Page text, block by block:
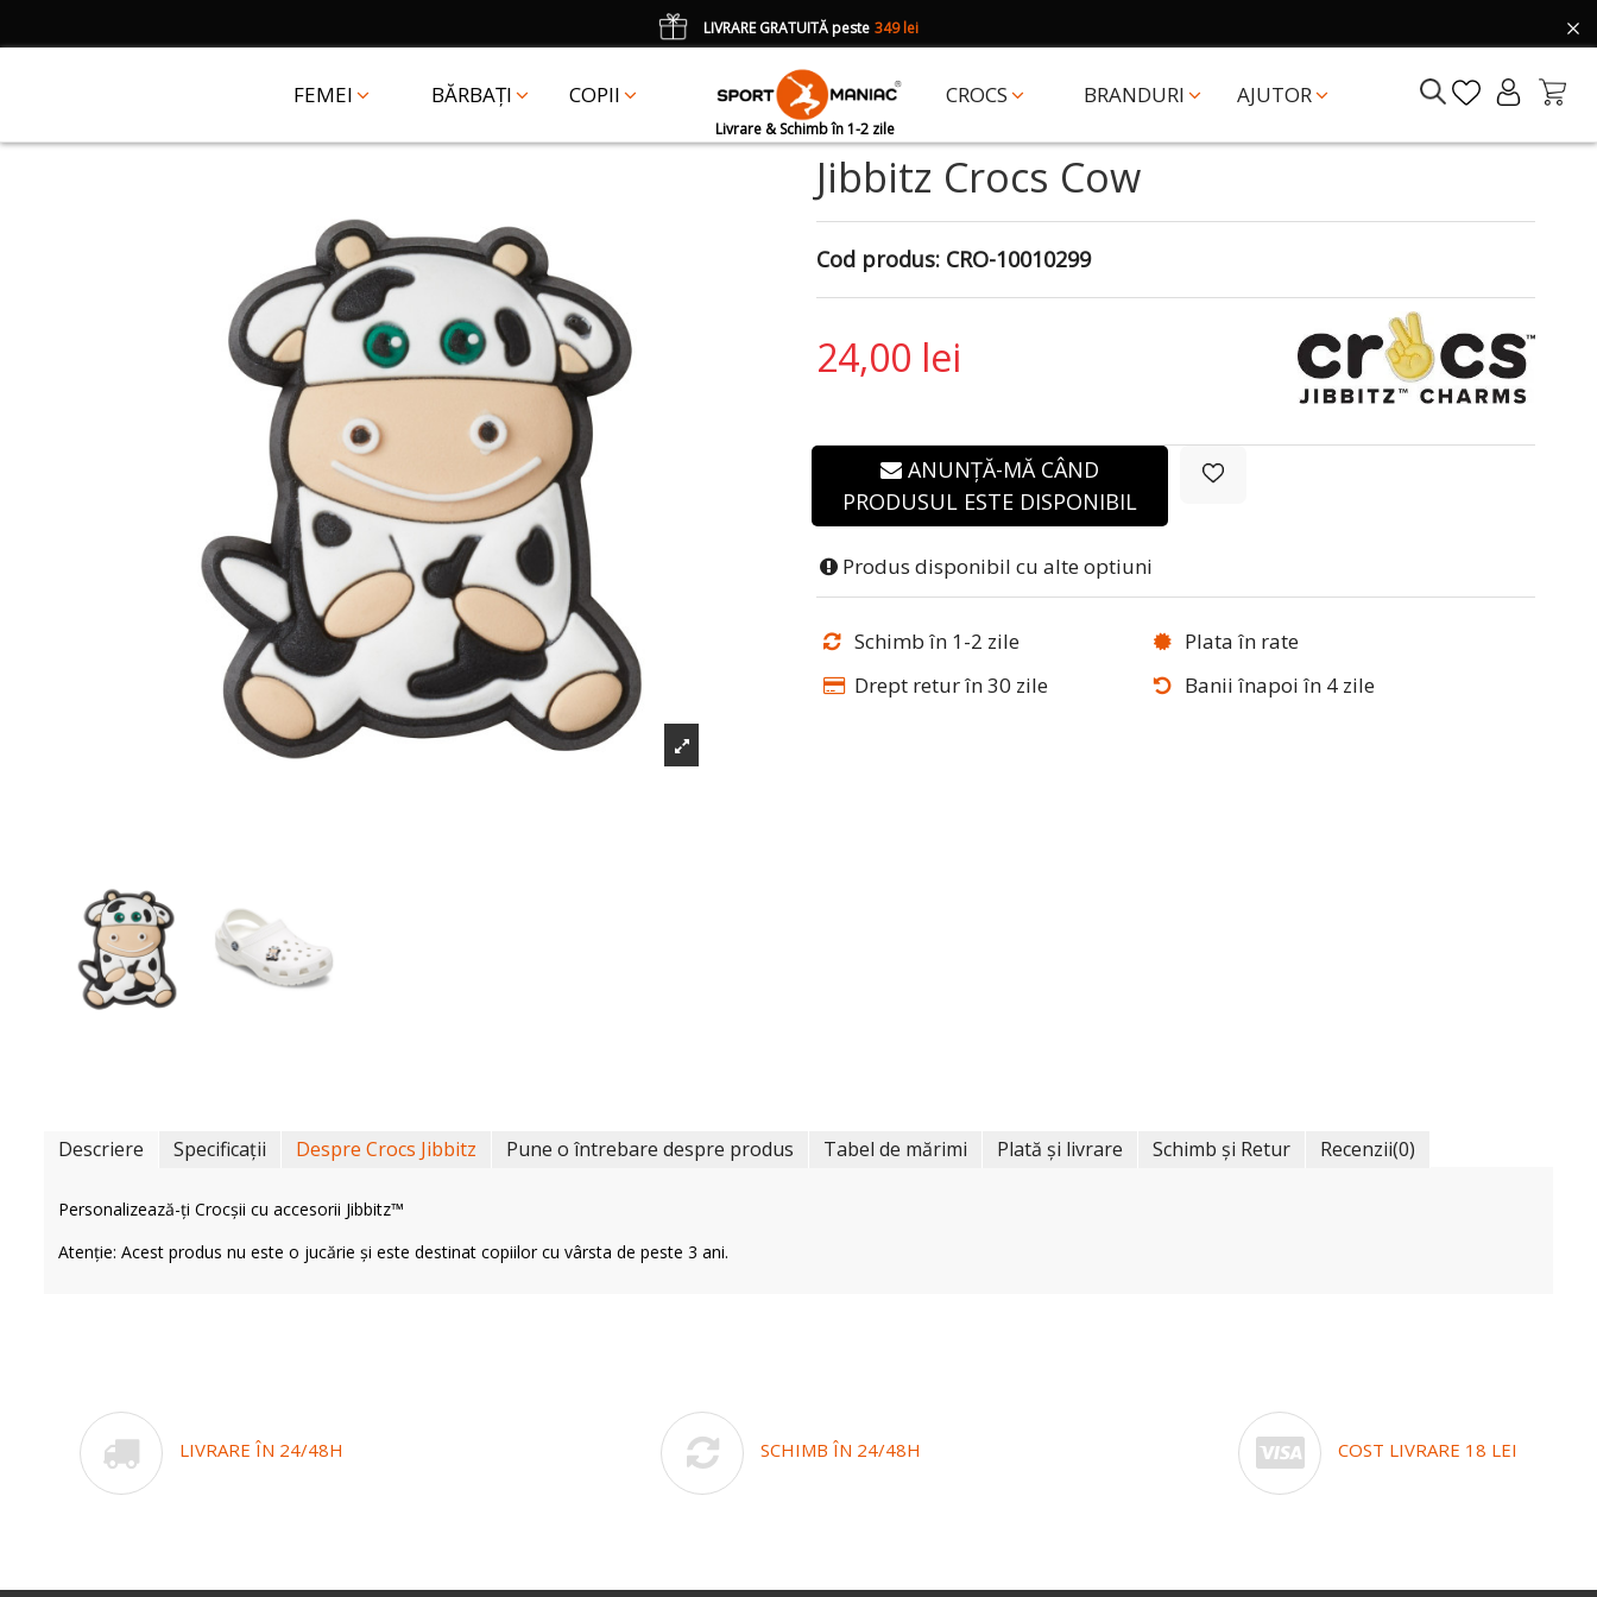
FEMEI BĂRBAȚI COPII CROCS BRANDURI AJUTOR
Livrare & Schimb în 1-2 zile
LIVRARE GRATUITĂ peste 349 lei
CADOUun accesoriu Crocs Jibbitz în val. de 25 lei cu codul: JIBBITZ
Jibbitz Crocs Cow
Cod produs: CRO-10010299
24,00 lei
ANUNȚĂ-MĂ CÂND
PRODUSUL ESTE DISPONIBIL
Produs disponibil cu alte optiuni
Schimb în 1-2 zile
Plata în rate
Drept retur în 30 zile
Banii înapoi în 4 zile
Descriere Specificații Despre Crocs Jibbitz Pune o întrebare despre produs Tabel de mărimi Plată și livrare Schimb și Retur Recenzii(0)
Personalizează-ți Crocșii cu accesorii Jibbitz™
Atenție: Acest produs nu este o jucărie și este destinat copiilor cu vârsta de peste 3 ani.
LIVRARE ÎN 24/48H SCHIMB ÎN 24/48H COST LIVRARE 18 LEI